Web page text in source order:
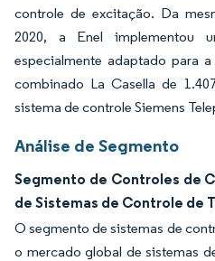
controle de excitação. Da
2020, a Enel implementou
especialmente adaptado para
combinado La Casella de
sistema de controle Siemens
Análise de Segmento
Segmento de Controles de
de Sistemas de Controle de
O segmento de sistemas de
o mercado global de sistemas